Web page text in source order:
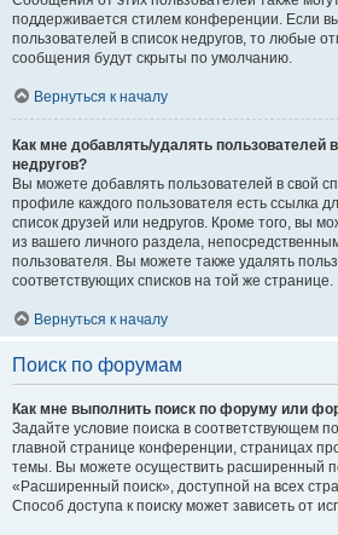
поддерживается стилем конференции. Если
пользователей в список недругов, то любые
сообщения будут скрыты по умолчанию.
Вернуться к началу
Как мне добавлять/удалять пользователей
недругов?
Вы можете добавлять пользователей в свой
профиле каждого пользователя есть ссылка
список друзей или недругов. Кроме того, вы
из вашего личного раздела,
пользователя. Вы можете также удалять
соответствующих списков на той же странице.
Вернуться к началу
Поиск по форумам
Как мне выполнить поиск по форуму или
Задайте условие поиска в соответствующем
главной странице конференции, страницах
темы. Вы можете осуществить расширенный
«Расширенный поиск», доступной на всех
Способ доступа к поиску может зависеть от